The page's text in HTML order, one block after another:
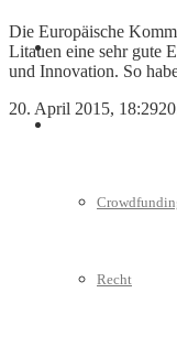
Videos
Recht
Die Europäische
Litauen eine sehr gute
und Innovation. So
20. April 2015, 18:29